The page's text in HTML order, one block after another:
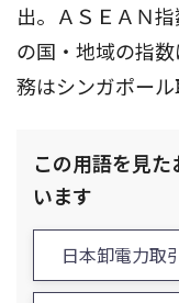
出。ＡＳＥＡＮ
の国・地域の指
務はシンガポール
この用語を見
います
日本卸電力取